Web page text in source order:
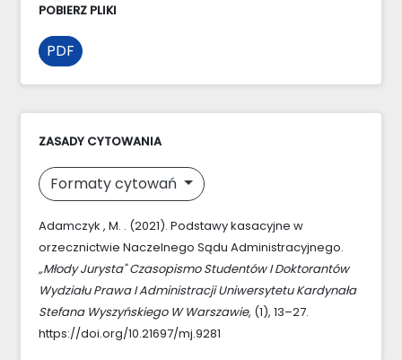
POBIERZ PLIKI
PDF
ZASADY CYTOWANIA
Formaty cytowań
Adamczyk , M. . (2021). Podstawy kasacyjne w
orzecznictwie Naczelnego Sądu Administracyjnego.
„Młody Jurysta" Czasopismo Studentów I Doktorantów
Wydziału Prawa I Administracji Uniwersytetu Kardynała
Stefana Wyszyńskiego W Warszawie, (1), 13–27.
https://doi.org/10.21697/mj.9281